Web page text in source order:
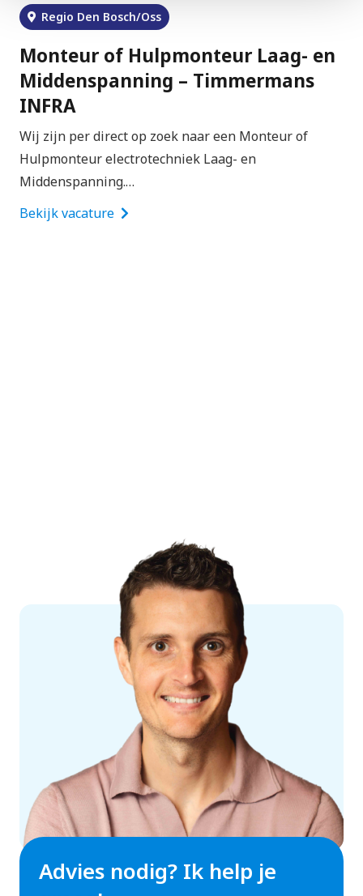
Regio Den Bosch/Oss
Monteur of Hulpmonteur Laag- en
Middenspanning – Timmermans
INFRA
Wij zijn per direct op zoek naar een Monteur of
Hulpmonteur electrotechniek Laag- en
Middenspanning.…
Bekijk vacature
Advies nodig? Ik help je